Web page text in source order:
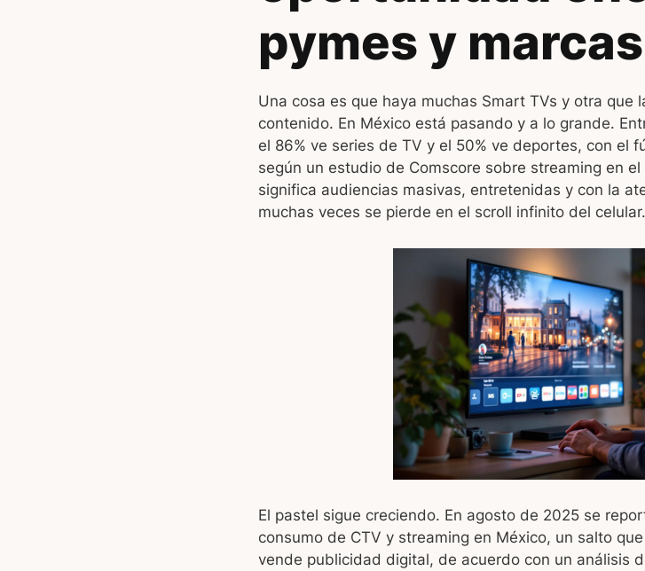
pymes y
Una cosa es que haya muchas Smart TVs y otra que
contenido. En México está pasando y a lo grande.
el 86% ve series de TV y el 50% ve deportes, con el
según un estudio de Comscore sobre streaming en
significa audiencias masivas, entretenidas y con la
muchas veces se pierde en el scroll infinito del celular.
El pastel sigue creciendo. En agosto de 2025 se
consumo de CTV y streaming en México, un salto
vende publicidad digital, de acuerdo con un análisis